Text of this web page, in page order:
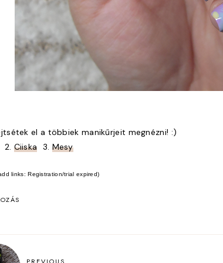
el a többiek manikűrjeit megnézni! :)
2. Ciiska 3. Mesy
links: Registration/trial expired)
PREVIOUS